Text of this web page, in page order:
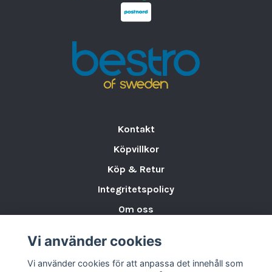
• Förvara mörkt och välventilerat under
• Släck lågan genom att stänga locket
• Håll borta från öppna lågor och heta ytor
Kontakt
Köpvillkor
Köp & Retur
Integritetspolicy
Om oss
Varumärken & Partners
BLOGG
Vi använder cookies
Vi använder cookies för att anpassa det innehåll som